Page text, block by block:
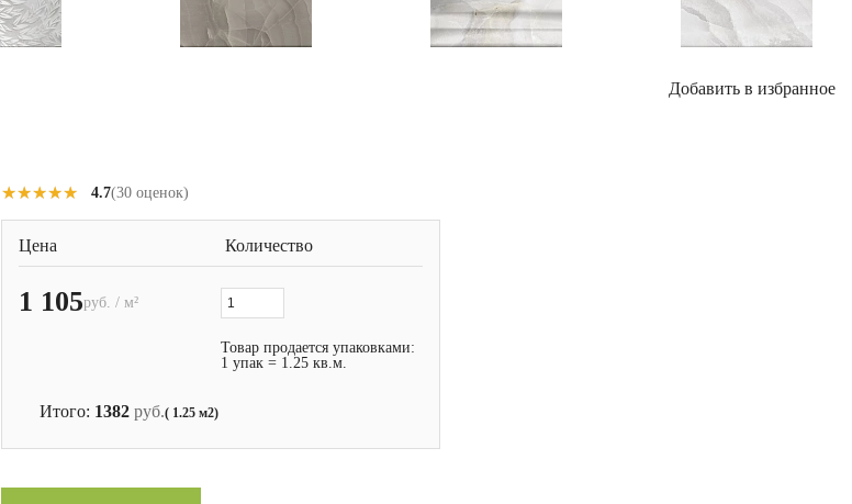
Добавить в избранное
★★★★★
★★★★★ 4.7(30 оценок)
Цена Количество
1 105руб. / м²
Товар продается упаковками:
1 упак = 1.25 кв.м.
Итого: 1382 руб.( 1.25 м2)